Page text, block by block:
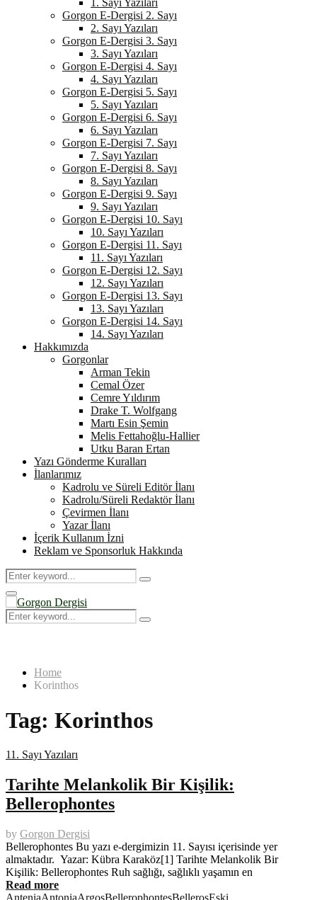
1. Sayı Yazıları
Gorgon E-Dergisi 2. Sayı
2. Sayı Yazıları
Gorgon E-Dergisi 3. Sayı
3. Sayı Yazıları
Gorgon E-Dergisi 4. Sayı
4. Sayı Yazıları
Gorgon E-Dergisi 5. Sayı
5. Sayı Yazıları
Gorgon E-Dergisi 6. Sayı
6. Sayı Yazıları
Gorgon E-Dergisi 7. Sayı
7. Sayı Yazıları
Gorgon E-Dergisi 8. Sayı
8. Sayı Yazıları
Gorgon E-Dergisi 9. Sayı
9. Sayı Yazıları
Gorgon E-Dergisi 10. Sayı
10. Sayı Yazıları
Gorgon E-Dergisi 11. Sayı
11. Sayı Yazıları
Gorgon E-Dergisi 12. Sayı
12. Sayı Yazıları
Gorgon E-Dergisi 13. Sayı
13. Sayı Yazıları
Gorgon E-Dergisi 14. Sayı
14. Sayı Yazıları
Hakkımızda
Gorgonlar
Arman Tekin
Cemal Özer
Cemre Yıldırım
Drake T. Wolfgang
Martı Esin Şemin
Melis Fettahoğlu-Hallier
Utku Baran Ertan
Yazı Gönderme Kuralları
İlanlarımız
Kadrolu ve Süreli Editör İlanı
Kadrolu/Süreli Redaktör İlanı
Çevirmen İlanı
Yazar İlanı
İçerik Kullanım İzni
Reklam ve Sponsorluk Hakkında
Search
for:
Search
Primary
Menu
Search
for:
Search
Home
Korinthos
Tag: Korinthos
11. Sayı Yazıları
Tarihte Melankolik Bir Kişilik:
Bellerophontes
by Gorgon Dergisi
Bellerophontes Bu yazı e-dergimizin 11. Sayısı içerisinde yer
almaktadır. Yazar: Kübra Karaköz[1] Tarihte Melankolik Bir
Kişilik: Bellerophontes Ruh sağlığı, sağlıklı yaşamın en
Read more
AnteniaAntoniaArgosBellerophontesBellerosEski